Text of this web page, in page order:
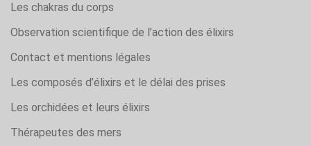
Les chakras du corps
Observation scientifique de l’action des élixirs
Contact et mentions légales
Les composés d’élixirs et le délai des prises
Les orchidées et leurs élixirs
Thérapeutes des mers